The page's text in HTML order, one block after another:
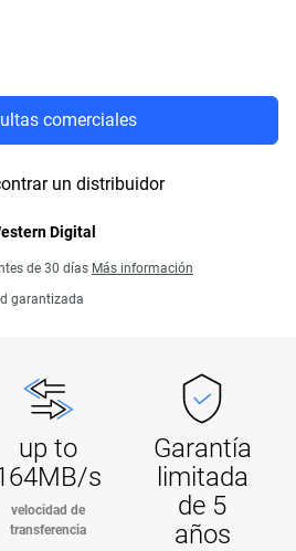
comerciales
un distribuidor
Digital
de 30 días Más información
garantizada
up to
s
velocidad de
transferencia
Garantía
limitada
de 5
años